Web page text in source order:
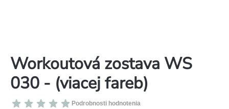
Workoutová zostava WS
030 - (viacej fareb)
Priemerné
Podrobnosti hodnotenia